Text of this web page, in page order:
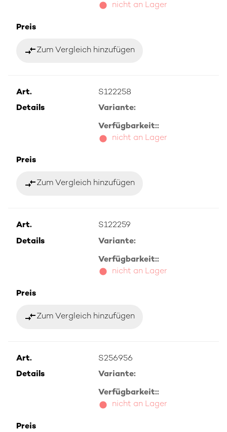
nicht an Lager
Preis
compare_arrowsZum Vergleich hinzufügen
Art.
S122258
Details
Variante:
Verfügbarkeit::
nicht an Lager
Preis
compare_arrowsZum Vergleich hinzufügen
Art.
S122259
Details
Variante:
Verfügbarkeit::
nicht an Lager
Preis
compare_arrowsZum Vergleich hinzufügen
Art.
S256956
Details
Variante:
Verfügbarkeit::
nicht an Lager
Preis